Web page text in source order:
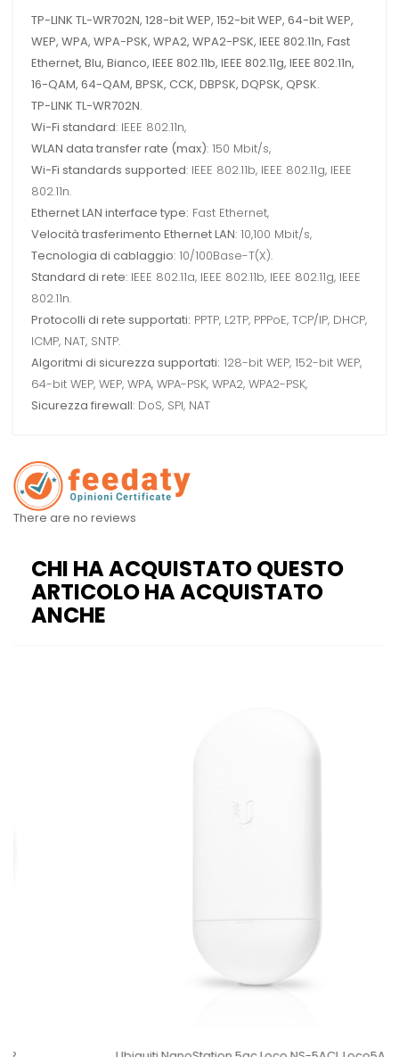
TP-LINK TL-WR702N, 128-bit WEP, 152-bit WEP, 64-bit WEP,
WEP, WPA, WPA-PSK, WPA2, WPA2-PSK, IEEE 802.11n, Fast
Ethernet, Blu, Bianco, IEEE 802.11b, IEEE 802.11g, IEEE 802.11n,
16-QAM, 64-QAM, BPSK, CCK, DBPSK, DQPSK, QPSK.
TP-LINK TL-WR702N.
Wi-Fi standard: IEEE 802.11n,
WLAN data transfer rate (max): 150 Mbit/s,
Wi-Fi standards supported: IEEE 802.11b, IEEE 802.11g, IEEE
802.11n.
Ethernet LAN interface type: Fast Ethernet,
Velocità trasferimento Ethernet LAN: 10,100 Mbit/s,
Tecnologia di cablaggio: 10/100Base-T(X).
Standard di rete: IEEE 802.11a, IEEE 802.11b, IEEE 802.11g, IEEE
802.11n.
Protocolli di rete supportati: PPTP, L2TP, PPPoE, TCP/IP, DHCP,
ICMP, NAT, SNTP.
Algoritmi di sicurezza supportati: 128-bit WEP, 152-bit WEP,
64-bit WEP, WEP, WPA, WPA-PSK, WPA2, WPA2-PSK,
Sicurezza firewall: DoS, SPI, NAT
There are no reviews
CHI HA ACQUISTATO QUESTO
ARTICOLO HA ACQUISTATO
ANCHE